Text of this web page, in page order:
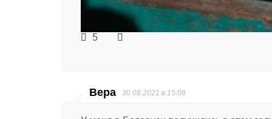
5
Вера 30.08.2021 в 15:09